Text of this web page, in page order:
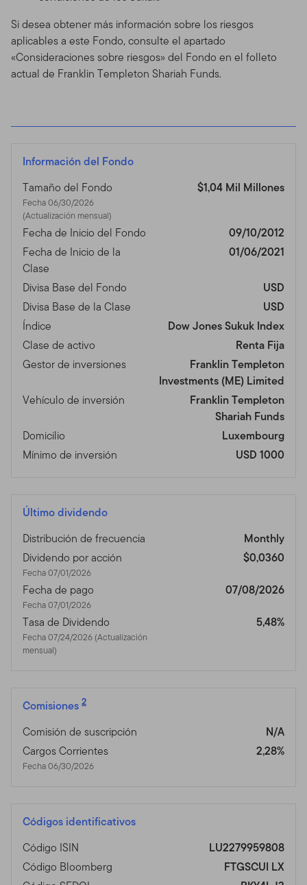
Si desea obtener más información sobre los riesgos
aplicables a este Fondo, consulte el apartado
«Consideraciones sobre riesgos» del Fondo en el folleto
actual de Franklin Templeton Shariah Funds.
Información del Fondo
Tamaño del Fondo
Fecha 06/30/2026
(Actualización mensual)
$1,04 Mil Millones
Fecha de Inicio del Fondo
09/10/2012
Fecha de Inicio de la
Clase
01/06/2021
Divisa Base del Fondo
USD
Divisa Base de la Clase
USD
Índice
Dow Jones Sukuk Index
Clase de activo
Renta Fija
Gestor de inversiones
Franklin Templeton
Investments (ME) Limited
Vehículo de inversión
Franklin Templeton
Shariah Funds
Domicilio
Luxembourg
Mínimo de inversión
USD 1000
Último dividendo
Distribución de frecuencia
Monthly
Dividendo por acción
Fecha 07/01/2026
$0,0360
Fecha de pago
Fecha 07/01/2026
07/08/2026
Tasa de Dividendo
Fecha 07/24/2026 (Actualización
mensual)
5,48%
Comisiones 2
Comisión de suscripción
N/A
Cargos Corrientes
Fecha 06/30/2026
2,28%
Códigos identificativos
Código ISIN
LU2279959808
Código Bloomberg
FTGSCUI LX